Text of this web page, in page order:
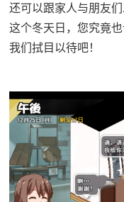
还可以跟家人与朋友
这个冬天日，您究竟
我们拭目以待吧！